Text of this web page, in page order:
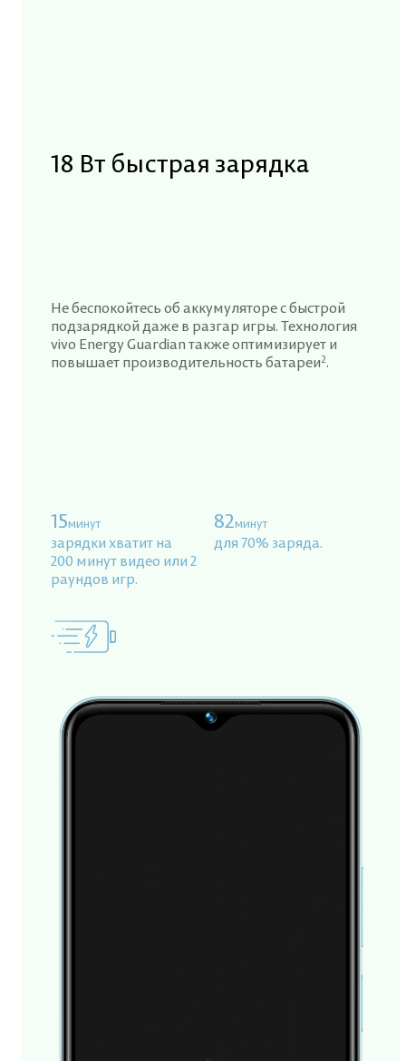
18 Вт быстрая зарядка
Не беспокойтесь об аккумуляторе с быстрой
подзарядкой даже в разгар игры. Технология
vivo Energy Guardian также оптимизирует и
повышает производительность батареи2.
15минут
зарядки хватит на
200 минут видео или 2
раундов игр.
82минут
для 70% заряда.